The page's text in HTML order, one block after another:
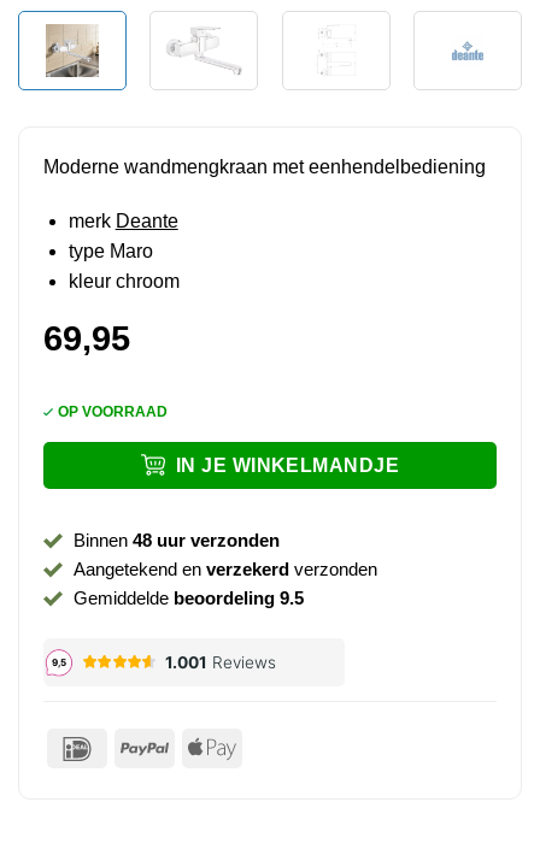
Moderne wandmengkraan met eenhendelbediening
merk Deante
type Maro
kleur chroom
69,95
OP VOORRAAD
IN JE WINKELMANDJE
Binnen 48 uur verzonden
Aangetekend en verzekerdverzonden
Gemiddelde beoordeling 9.5
IDeal PayPal Apple